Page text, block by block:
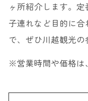
ヶ所紹介します。
子連れなど目的に
で、ぜひ川越観光の
※営業時間や価格は